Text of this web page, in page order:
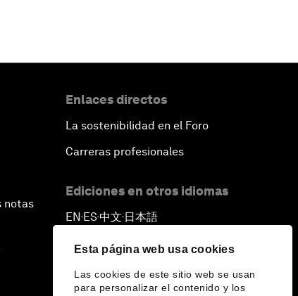
Esta página web usa cookies
Las cookies de este sitio web se usan
para personalizar el contenido y los
notas
Enlaces directos
La sostenibilidad en el Foro
Carreras profesionales
Ediciones en otros idiomas
EN ▪ ES▪中文▪ 日本語